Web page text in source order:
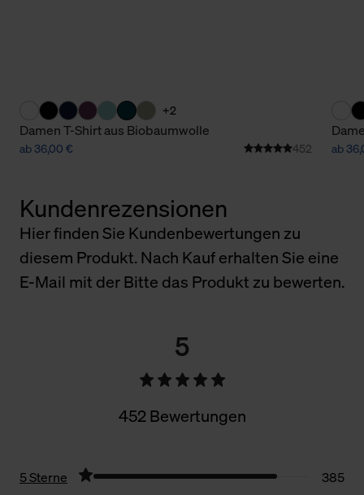
+2
Damen T-Shirt aus Biobaumwolle
ab 36,00 € 452 ab
Kundenrezensionen
Hier finden Sie Kundenbewertungen zu
diesem Produkt. Nach Kauf erhalten Sie eine
E-Mail mit der Bitte das Produkt zu bewerten.
5
452 Bewertungen
5 Sterne
385